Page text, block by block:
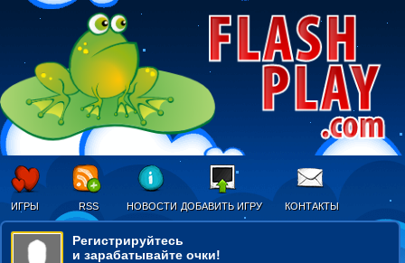
ИГРЫ RSS НОВОСТИ ДОБАВИТЬ ИГРУ КОНТАКТЫ
Регистрируйтесь
и зарабатывайте очки!